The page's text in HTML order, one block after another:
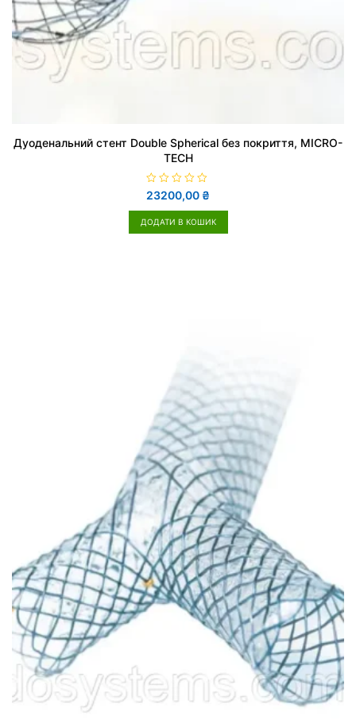
Дуоденальний стент Double Spherical без покриття, MICRO-
TECH
О
ц
і
н
23200,00 ₴
ДОДАТИ В КОШИК